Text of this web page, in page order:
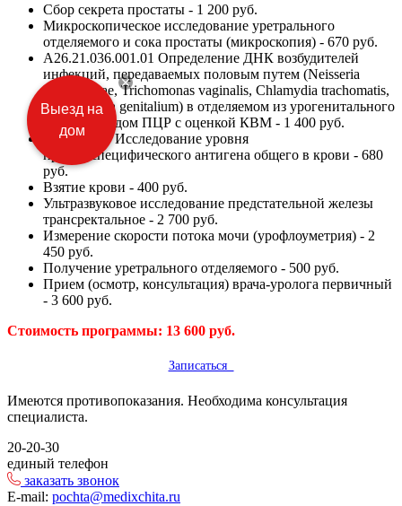
Сбор секрета простаты - 1 200 руб.
Микроскопическое исследование уретрального
отделяемого и сока простаты (микроскопия) - 670 руб.
A26.21.036.001.01 Определение ДНК возбудителей
инфекций, передаваемых половым путем (Neisseria
gonorrhoeae, Trichomonas vaginalis, Chlamydia trachomatis,
Mycoplasma genitalium) в отделяемом из урогенитального
тракта методом ПЦР с оценкой КВМ - 1 400 руб.
A09.05.130 Исследование уровня
простатспецифического антигена общего в крови - 680
руб.
Взятие крови - 400 руб.
Ультразвуковое исследование предстательной железы
трансректальное - 2 700 руб.
Измерение скорости потока мочи (урофлоуметрия) - 2
450 руб.
Получение уретрального отделяемого - 500 руб.
Прием (осмотр, консультация) врача-уролога первичный
- 3 600 руб.
Стоимость программы: 13 600 руб.
Записаться
Имеются противопоказания. Необходима консультация
специалиста.
20-20-30
единый телефон
заказать звонок
E-mail: pochta@medixchita.ru
Выезд на
дом